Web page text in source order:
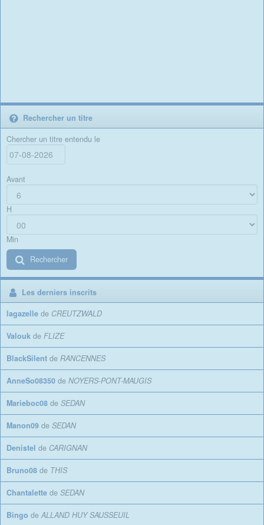
Rechercher un titre
Chercher un titre entendu le
Avant
H
Min
Rechercher
Les derniers inscrits
lagazelle de CREUTZWALD
Valouk de FLIZE
BlackSilent de RANCENNES
AnneSo08350 de NOYERS-PONT-MAUGIS
Marieboc08 de SEDAN
Manon09 de SEDAN
Denistel de CARIGNAN
Bruno08 de THIS
Chantalette de SEDAN
Bingo de ALLAND HUY SAUSSEUIL